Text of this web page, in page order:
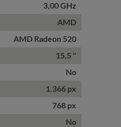
3,00 GHz
AMD
AMD Radeon 520
15,5 "
No
1.366 px
768 px
No